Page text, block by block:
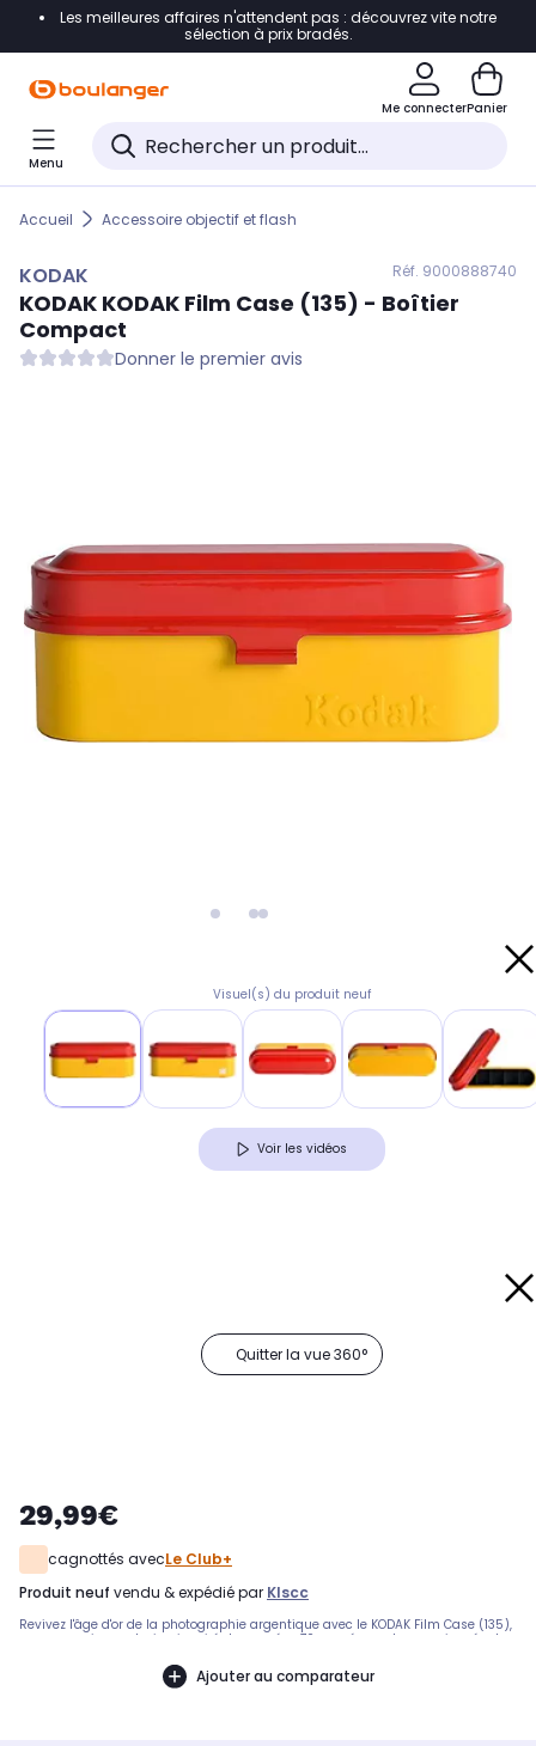
Accéder directement à la navigation
Accéder directement au pied de page
Accéder directement au chatbot
Les meilleures affaires n'attendent pas : découvrez vite notre
sélection à prix bradés.
Me connecterPanier
Menu
Accueil Accessoire objectif et flash
KODAK Réf. 9000888740
KODAK KODAK Film Case (135) - Boîtier
Compact
Donner le premier avis
Visuel(s) du produit neuf
Voir les vidéos
Quitter la vue 360°
29,99€
cagnottés avecLe Club+
produit neuf vendu & expédié par Klscc
Revivez l'âge d'or de la photographie argentique avec le KODAK Film Case (135),
un accessoire au design inspiré des années 70 pensé pour les passionnés de
rouleaux de film 135 mm, parfaitement organisés et protégés
Ajouter au comparateur